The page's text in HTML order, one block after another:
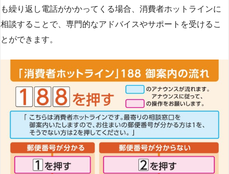
も繰り返し電話がかかってくる場合、消費者ホットラインに
相談することで、専門的なアドバイスやサポートを受けるこ
とができます​​。